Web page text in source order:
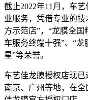
截止2022年11月，车
业服务，凭借专业的
方示范店”，“龙膜全国
车服务终端十强”、“
星”等荣誉。
车艺佳龙膜授权店现已
南京、广州等地，在